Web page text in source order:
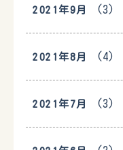
2021年9月 (3)
2021年8月 (4)
2021年7月 (3)